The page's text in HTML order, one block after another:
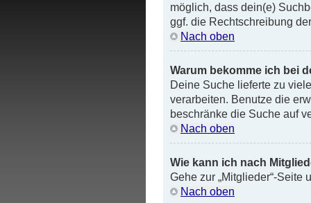
möglich, dass dein(e)
ggf. die Rechtschreibung
Nach oben
Warum bekomme ich bei
Deine Suche lieferte zu
verarbeiten. Benutze die
beschränke die Suche auf
Nach oben
Wie kann ich nach
Gehe zur „Mitglieder“-Seite
Nach oben